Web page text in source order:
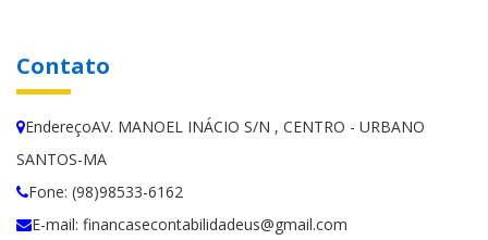
Contato
EndereçoAV. MANOEL INÁCIO S/N , CENTRO - URBANO
SANTOS-MA
Fone: (98)98533-6162
E-mail: financasecontabilidadeus@gmail.com